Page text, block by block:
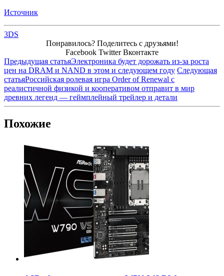
Источник
3DS
Понравилось? Поделитесь с друзьями!
Facebook Twitter Вконтакте
Предыдущая статьяЭлектроника будет дорожать из-за роста
цен на DRAM и NAND в этом и следующем году Следующая
статьяРоссийская ролевая игра Order of Renewal с
реалистичной физикой и кооперативом отправит в мир
древних легенд — геймплейный трейлер и детали
Похожие